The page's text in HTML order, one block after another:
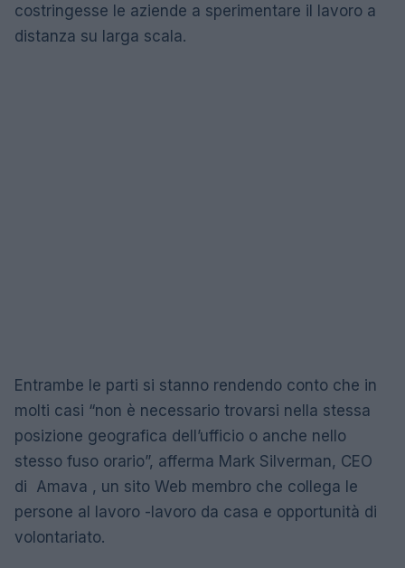
costringesse le aziende a sperimentare il lavoro a
distanza su larga scala.
Entrambe le parti si stanno rendendo conto che in
molti casi “non è necessario trovarsi nella stessa
posizione geografica dell’ufficio o anche nello
stesso fuso orario”, afferma Mark Silverman, CEO
di Amava , un sito Web membro che collega le
persone al lavoro -lavoro da casa e opportunità di
volontariato.